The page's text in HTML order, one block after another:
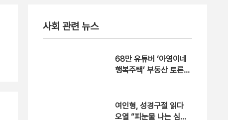
사회 관련 뉴스
68만 유튜버 ‘아영이네
행복주택’ 부동산 토론회
여인형, 성경구절 읽다
오열 “피눈물 나는 심정